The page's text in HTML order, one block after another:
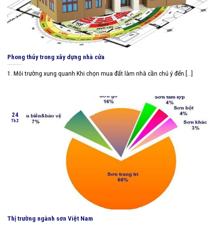
Phong thủy trong xây dựng nhà cửa
1. Môi trường xung quanh Khi chọn mua đất làm nhà cần chú ý đến [...]
Thị trường ngành sơn Việt Nam
24
Th2